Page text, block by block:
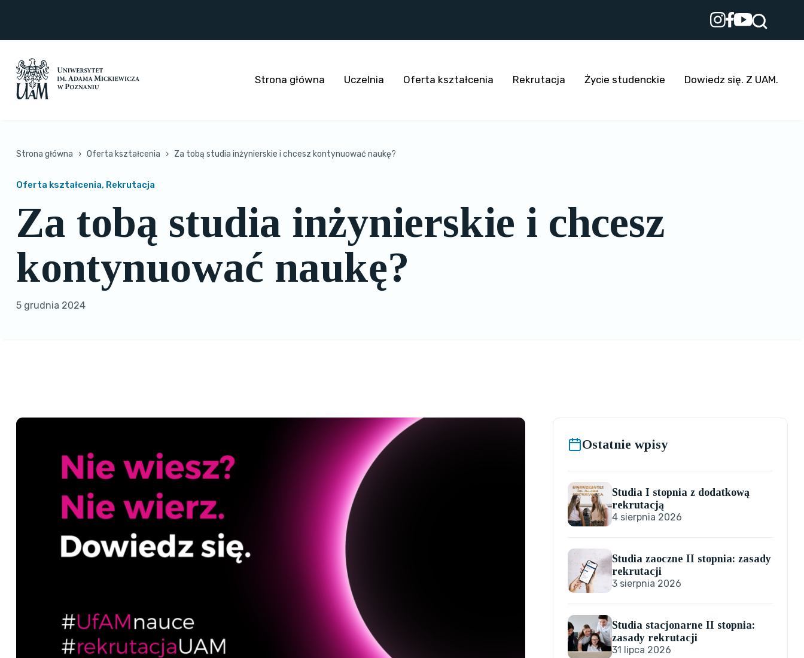
Strona główna Uczelnia Oferta kształcenia Rekrutacja Życie studenckie Dowiedz się. Z UAM.
Strona główna › Oferta kształcenia › Za tobą studia inżynierskie i chcesz kontynuować naukę?
Oferta kształcenia, Rekrutacja
Za tobą studia inżynierskie i chcesz
kontynuować naukę?
5 grudnia 2024
Ostatnie wpisy
Studia I stopnia z dodatkową
rekrutacją
4 sierpnia 2026
Studia zaoczne II stopnia: zasady
rekrutacji
3 sierpnia 2026
Studia stacjonarne II stopnia:
zasady rekrutacji
31 lipca 2026